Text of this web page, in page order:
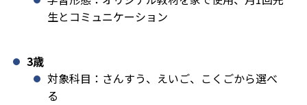
生とコミュニケーション
3歳
対象科目：さんすう、えいご、こくごから選べ
る